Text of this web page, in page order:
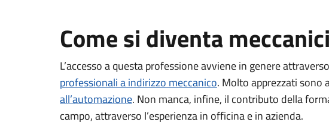
Come si diventa
L’accesso a questa professione avviene in genere
professionali a indirizzo meccanico. Molto apprezzati sono
all’automazione. Non manca, infine, il contributo della
campo, attraverso l’esperienza in officina e in azienda.